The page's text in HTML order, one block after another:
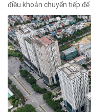
điều khoản chuyển tiếp